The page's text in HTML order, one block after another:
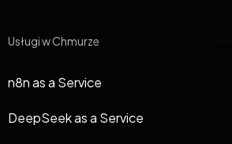
Usługi w Chmurze
n8n as a Service
DeepSeek as a Service